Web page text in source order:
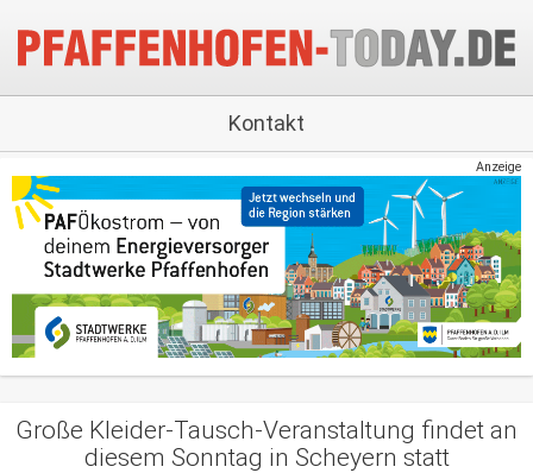
Kontakt
Anzeige
Große Kleider-Tausch-Veranstaltung findet an
diesem Sonntag in Scheyern statt